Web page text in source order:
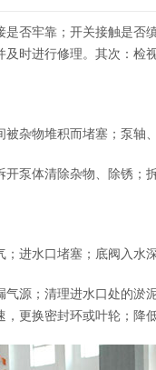
否牢靠；开关接触是
时进行修理。其次：检
杂物堆积而堵塞；泵轴
泵体清除杂物、除锈；
进水口堵塞；底阀入
源；清理进水口处的
更换密封环或叶轮；降